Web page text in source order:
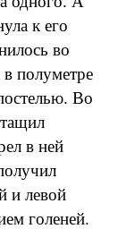
к его
во
в полуметре
Во
в ней
и левой
голеней.